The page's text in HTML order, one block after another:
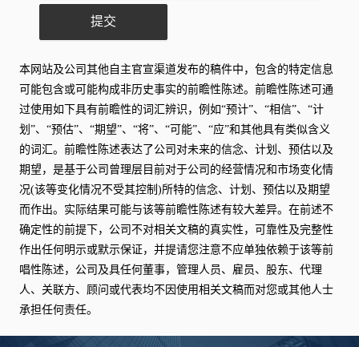
提交
本网站及公司其他自主官宣渠道发布的稿件中，包含的特定信息
可能包含或可能构成非历史事实的前瞻性陈述。前瞻性陈述可通
过使用如下具有前瞻性的词汇辨识，例如“预计”、“相信”、“计
划”、“预估”、“期望”、“将”、“可能”、“应”和其他具有类似含义
的词汇。前瞻性陈述表达了公司对未来的信念、计划、预估以及
期望，是基于公司曾理层目前对于公司的经营情况和市场变化情
况(该等变化情况不受其控制)所特的信念、计划、预估以及期望
而作出。实际结果可能与该等前瞻性陈述有较大差异。在前述不
确定性的前提下，公司不对相关文稿的真实性，可靠性及完整性
作出任何明示或默示保证，并提请您注意不应单独依赖于该等前
唱性陈述，公司及具任何董事，管理人员、雇员、股东、代理
人、关联方、顾问或代表均不因使用相关文稿而对您或其他人士
承担任何责任。